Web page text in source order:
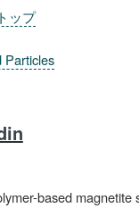
ップ
Particles
based